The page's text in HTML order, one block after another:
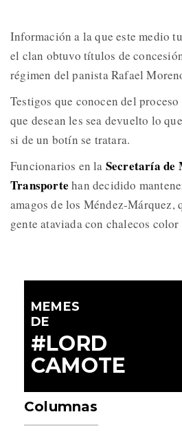
Información a la que este medio
el clan obtuvo títulos de
régimen del panista Rafael
Testigos que conocen del
que desean les sea devuelto lo
si de un botín se tratara.
Funcionarios en la Secretaría de
Transporte han decidido
amagos de los Méndez-Márquez,
gente ataviada con chalecos
MEMES
DE
#LORD
CAMOTE
Columnas